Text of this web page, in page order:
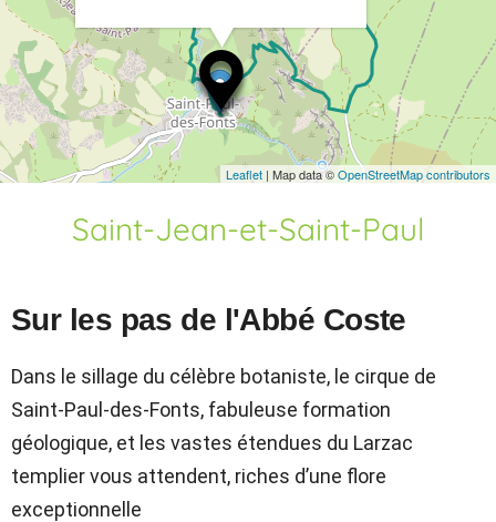
Leaflet | Map data ©OpenStreetMap contributors
Saint-Jean-et-Saint-Paul
Sur les pas de l'Abbé Coste
Dans le sillage du célèbre botaniste, le cirque de
Saint-Paul-des-Fonts, fabuleuse formation
géologique, et les vastes étendues du Larzac
templier vous attendent, riches d’une flore
exceptionnelle